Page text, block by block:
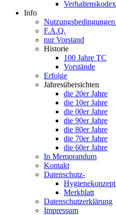
Verhaltenskodex
Info
F.A.Q.
nur Vorstand
Historie
100 Jahre TC
Vorstände
Erfolge
Jahresübersichten
die 20er Jahre
die 10er Jahre
die 00er Jahre
die 90er Jahre
die 80er Jahre
die 70er Jahre
die 60er Jahre
In Memorandum
Kontakt
Datenschutz-
Merkblatt
Datenschutzerklärung
Impressum